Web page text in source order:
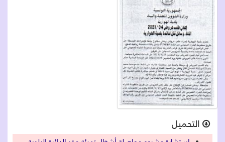
التحميل